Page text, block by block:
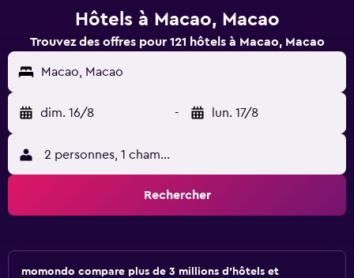
Hôtels à Macao, Macao
Trouvez des offres pour 121 hôtels à Macao, Macao
Macao, Macao
dim. 16/8 - lun. 17/8
2 personnes, 1 chambre
Rechercher
momondo compare plus de 3 millions d'hôtels et